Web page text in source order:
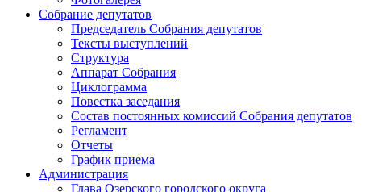
Собрание депутатов
Председатель Собрания депутатов
Тексты выступлений
Структура
Аппарат Собрания
Циклограмма
Повестка заседания
Состав постоянных комиссий Собрания депутатов
Регламент
Отчеты
График приема
Администрация
Глава Озерского городского округа